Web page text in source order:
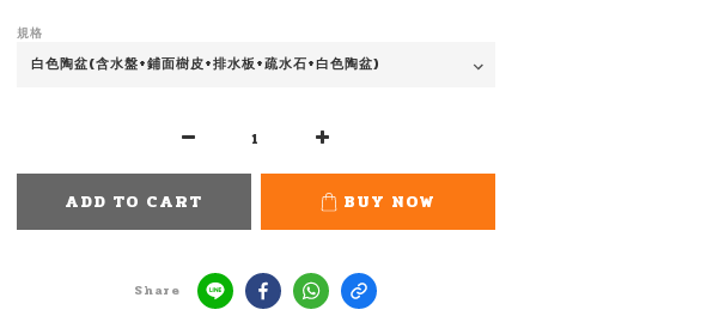
規格
ADD TO CART BUY NOW
Share